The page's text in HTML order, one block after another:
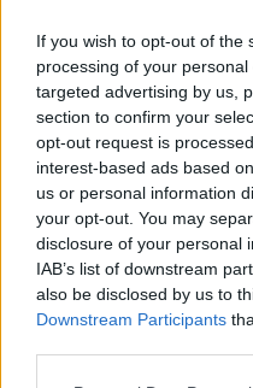
If you wish to opt-out of the
processing of your
targeted advertising by us,
section to confirm your
opt-out request is
interest-based ads based
us or personal information
your opt-out. You may
disclosure of your personal
IAB’s list of downstream
also be disclosed by us to
Downstream Participants
FOTO.“Vai tas ir
normāli?” Guntars
veikalā nopērk tomātu,
taču, pārgriežot to uz
pusēm, viņu sagaida
pārsteigums